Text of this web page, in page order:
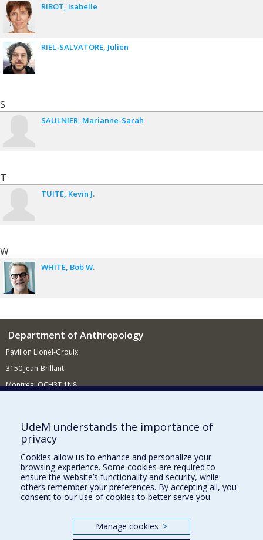
RIBOT Isabelle
RIEL-SALVATORE Julien
S
SAULNIER Marianne-Sarah
T
TUITE Kevin J.
W
WHITE Bob W.
Department of Anthropology
Pavillon Lionel-Groulx
3150 Jean-Brillant
Montréal QCH3T 1N8
Supporting the Department
NEED HELP?
Site map
Report a problem
Our Departments and Schools
UdeM understands the importance of
privacy
Cookies allow us to enhance and personalize your
browsing experience. Some cookies are required to
ensure the website’s functionality and security, while
others remember your preferences. By accepting all, you
consent to our use of cookies to better serve you.
Manage cookies >